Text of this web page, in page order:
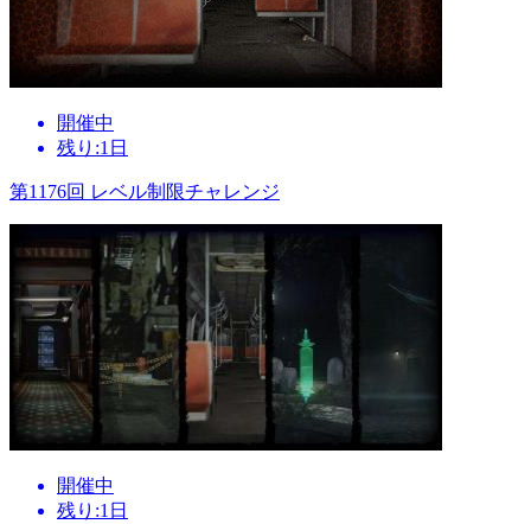
開催中
残り:1日
第1176回 レベル制限チャレンジ
開催中
残り:1日